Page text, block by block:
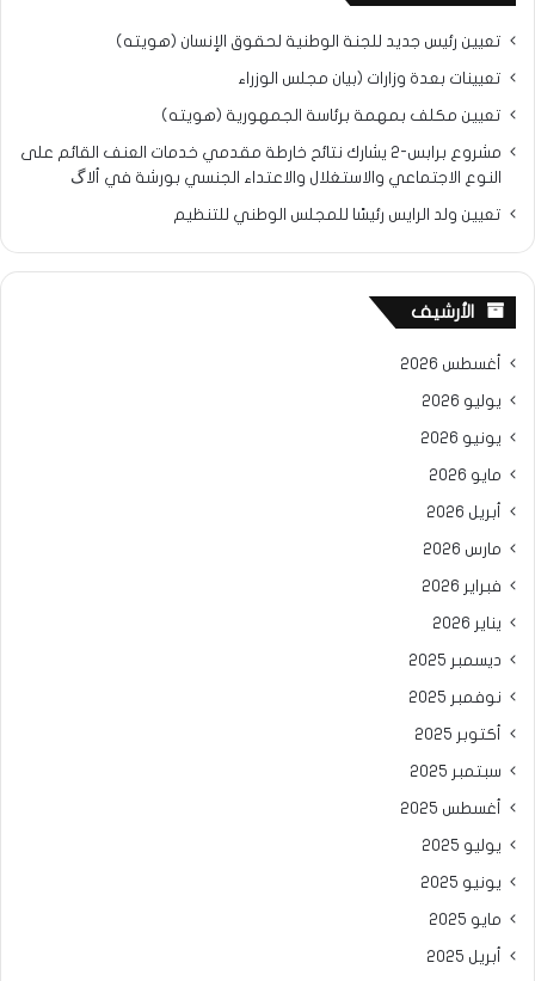
تعيين رئيس جديد للجنة الوطنية لحقوق الإنسان (هويته)
تعيينات بعدة وزارات (بيان مجلس الوزراء
تعيين مكلف بمهمة برئاسة الجمهورية (هويته)
مشروع برابس-2 يشارك نتائح خارطة مقدمي خدمات العنف القائم على
النوع الاجتماعي والاستغلال والاعتداء الجنسي بورشة في ألاگ
تعيين ولد الرايس رئيسًا للمجلس الوطني للتنظيم
الأرشيف
أغسطس 2026
يوليو 2026
يونيو 2026
مايو 2026
أبريل 2026
مارس 2026
فبراير 2026
يناير 2026
ديسمبر 2025
نوفمبر 2025
أكتوبر 2025
سبتمبر 2025
أغسطس 2025
يوليو 2025
يونيو 2025
مايو 2025
أبريل 2025